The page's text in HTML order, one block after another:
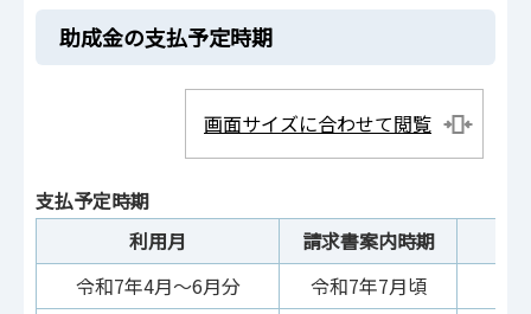
助成金の支払予定時期
画面サイズに合わせて閲覧
支払予定時期
利用月
請求書案内時期
令和7年4月～6月分
令和7年7月頃